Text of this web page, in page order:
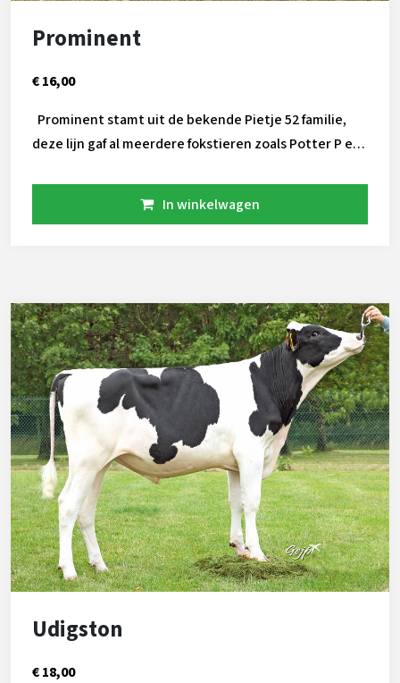
Prominent
€ 16,00
deze lijn gaf al meerdere fokstieren zoals Potter P en
In winkelwagen
Udigston
€ 18,00